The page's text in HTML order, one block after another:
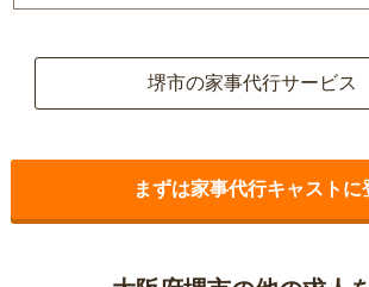
堺市の家事代行サービス
まずは家事代行キャストに